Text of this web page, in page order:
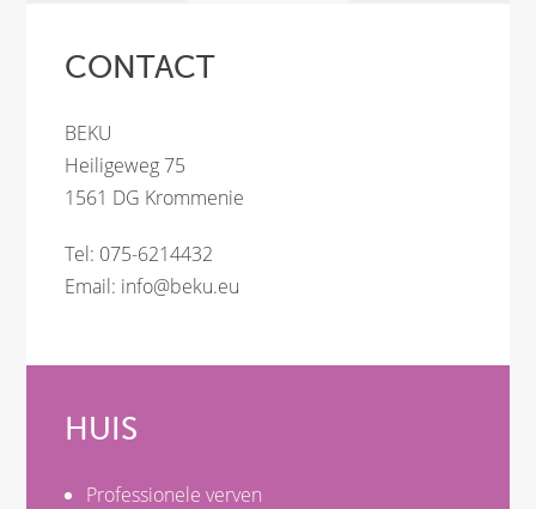
CONTACT
BEKU
Heiligeweg 75
1561 DG Krommenie
Tel: 075-6214432
Email: info@beku.eu
HUIS
Professionele verven